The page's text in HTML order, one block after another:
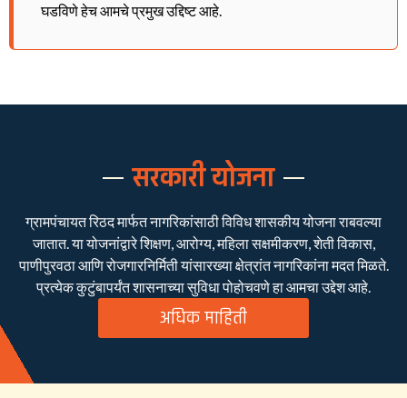
घडविणे हेच आमचे प्रमुख उद्दिष्ट आहे.
सरकारी योजना
ग्रामपंचायत रिठद मार्फत नागरिकांसाठी विविध शासकीय योजना राबवल्या
जातात. या योजनांद्वारे शिक्षण, आरोग्य, महिला सक्षमीकरण, शेती विकास,
पाणीपुरवठा आणि रोजगारनिर्मिती यांसारख्या क्षेत्रांत नागरिकांना मदत मिळते.
प्रत्येक कुटुंबापर्यंत शासनाच्या सुविधा पोहोचवणे हा आमचा उद्देश आहे.
अधिक माहिती